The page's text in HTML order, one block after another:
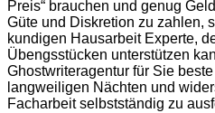
Preis“ brauchen und genug
Güte und Diskretion zu zahlen,
kundigen Hausarbeit Experte,
Übengsstücken unterstützen
Ghostwriteragentur für Sie
langweiligen Nächten und
Facharbeit selbstständig zu